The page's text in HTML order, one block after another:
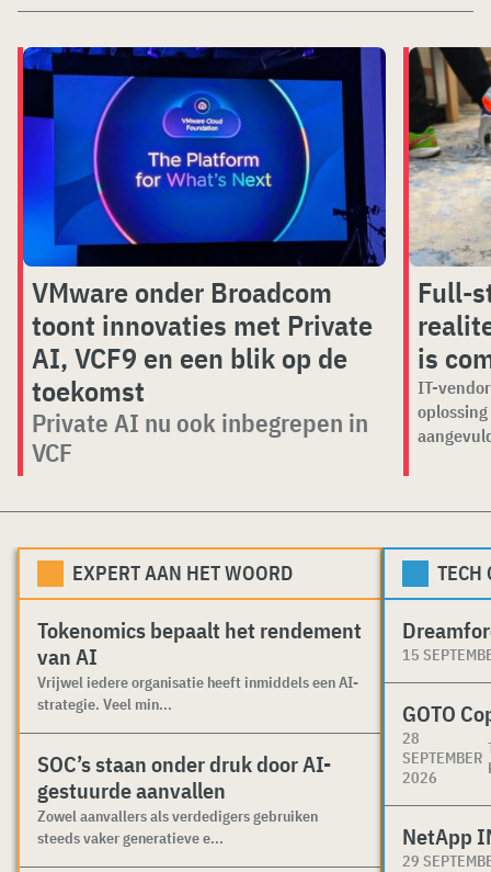
VMware onder Broadcom
toont innovaties met Private
AI, VCF9 en een blik op de
toekomst
Private AI nu ook inbegrepen in
VCF
Full-
is
IT-
EXPERT AAN HET WOORD
Tokenomics bepaalt het rendement
van AI
Vrijwel iedere organisatie heeft inmiddels een AI-
strategie. Veel min...
SOC’s staan onder druk door AI-
gestuurde aanvallen
Zowel aanvallers als verdedigers gebruiken
steeds vaker generatieve e...
TECH
15
GOTO
28
SEPTEMBER
2026
NetApp
29